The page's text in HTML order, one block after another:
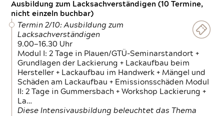
Ausbildung zum Lacksachverständigen (10 Termine,
nicht einzeln buchbar)
Termin 2/10: Ausbildung zum
Lacksachverständigen
9.00—16.30 Uhr
Modul I: 2 Tage in Plauen/GTÜ-Seminarstandort +
Grundlagen der Lackierung + Lackaufbau beim
Hersteller + Lackaufbau im Handwerk + Mängel und
Schäden am Lackaufbau + Emissionsschäden Modul
II: 2 Tage in Gummersbach + Workshop Lackierung +
La…
Diese Intensivausbildung beleuchtet das Thema